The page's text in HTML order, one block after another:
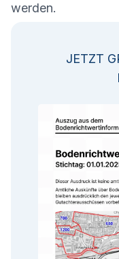
werden.
JETZT